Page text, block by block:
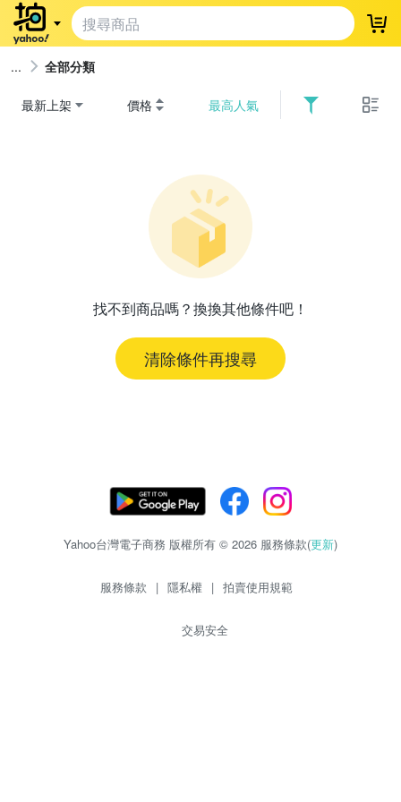
登
全部分類
最新上架 價格 最高人氣
找不到商品嗎？換換其他條件吧！
清除條件再搜尋
Yahoo台灣電子商務 版權所有 © 2026 服務條款(更新)
服務條款 | 隱私權 | 拍賣使用規範
交易安全